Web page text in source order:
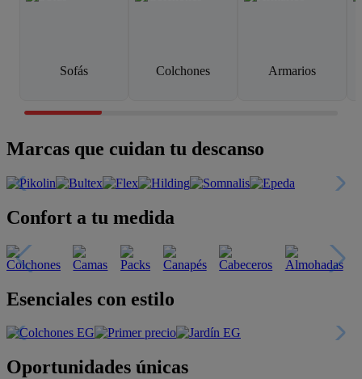
Sofás Colchones Armarios
Marcas que cuidan tu descanso
Confort a tu medida
Esenciales con estilo
Oportunidades únicas